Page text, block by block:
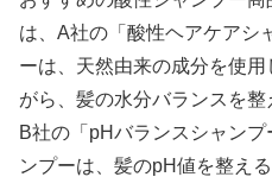
は、A社の「酸性ヘアケアシ
ーは、天然由来の成分を使
がら、髪の水分バランスを整
B社の「pHバランスシャン
ンプーは、髪のpH値を整え